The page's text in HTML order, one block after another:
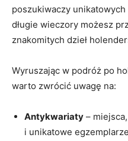
poszukiwaczy
długie wieczory możesz
znakomitych dzieł‌
Wyruszając ‌w‌ podróż⁣ po
warto zwrócić uwagę na:
Antykwariaty –
i⁤ unikatowe